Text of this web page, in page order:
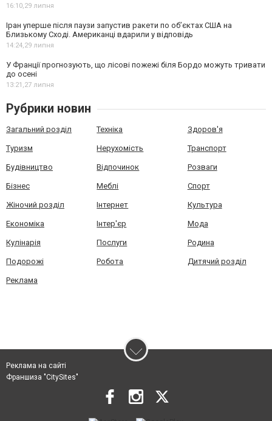
16:10,29 липня
Іран уперше після паузи запустив ракети по обʼєктах США на
Близькому Сході. Американці вдарили у відповідь
14:24,29 липня
У Франції прогнозують, що лісові пожежі біля Бордо можуть тривати
до осені
13:21,27 липня
Рубрики новин
Загальний розділ Техніка Здоров'я
Туризм Нерухомість Транспорт
Будівництво Відпочинок Розваги
Бізнес Меблі Спорт
Жіночий розділ Інтернет Культура
Економіка Інтер'єр Мода
Кулінарія Послуги Родина
Подорожі Робота Дитячий розділ
Реклама
Реклама на сайті
Франшиза "CitySites"